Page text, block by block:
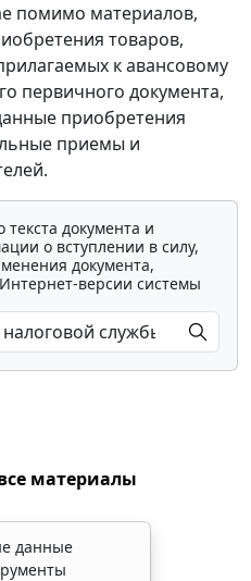
помимо материалов,
товаров,
к авансовому
первичного документа,
приобретения
приемы и
текста документа и
о вступлении в силу,
документа,
версии системы
материалы
данные